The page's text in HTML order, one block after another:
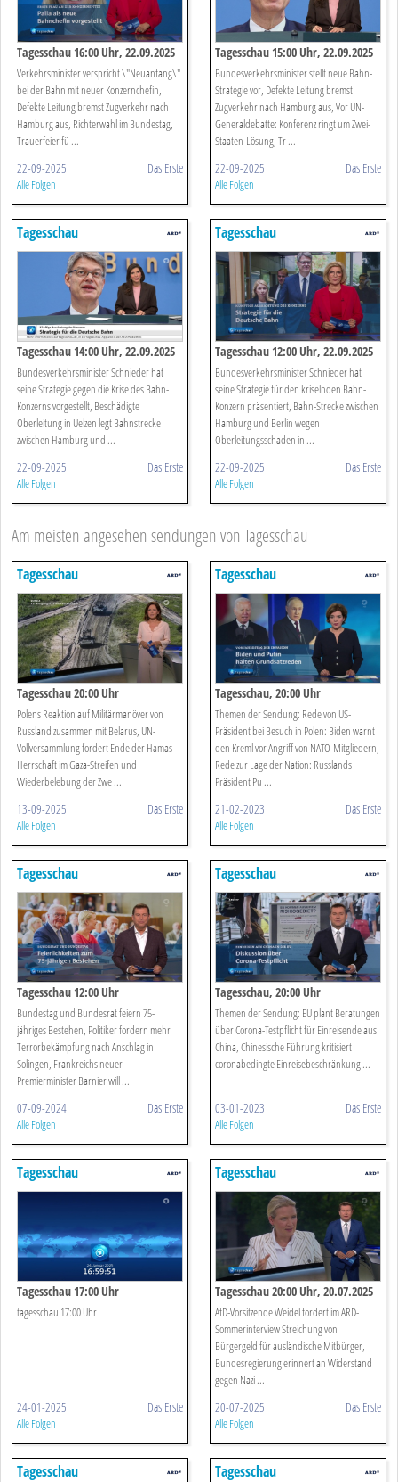
Tagesschau 16:00 Uhr, 22.09.2025
Verkehrsminister verspricht \"Neuanfang\"
bei der Bahn mit neuer Konzernchefin,
Defekte Leitung bremst Zugverkehr nach
Hamburg aus, Richterwahl im Bundestag,
Trauerfeier fü ...
22-09-2025 Das Erste
Alle Folgen
Tagesschau 15:00 Uhr, 22.09.2025
Bundesverkehrsminister stellt neue Bahn-
Strategie vor, Defekte Leitung bremst
Zugverkehr nach Hamburg aus, Vor UN-
Generaldebatte: Konferenz ringt um Zwei-
Staaten-Lösung, Tr ...
22-09-2025 Das Erste
Alle Folgen
Tagesschau
Tagesschau 14:00 Uhr, 22.09.2025
Bundesverkehrsminister Schnieder hat
seine Strategie gegen die Krise des Bahn-
Konzerns vorgestellt, Beschädigte
Oberleitung in Uelzen legt Bahnstrecke
zwischen Hamburg und ...
22-09-2025 Das Erste
Alle Folgen
Tagesschau
Tagesschau 12:00 Uhr, 22.09.2025
Bundesverkehrsminister Schnieder hat
seine Strategie für den kriselnden Bahn-
Konzern präsentiert, Bahn-Strecke zwischen
Hamburg und Berlin wegen
Oberleitungsschaden in ...
22-09-2025 Das Erste
Alle Folgen
Am meisten angesehen sendungen von Tagesschau
Tagesschau
Tagesschau 20:00 Uhr
Polens Reaktion auf Militärmanöver von
Russland zusammen mit Belarus, UN-
Vollversammlung fordert Ende der Hamas-
Herrschaft im Gaza-Streifen und
Wiederbelebung der Zwe ...
13-09-2025 Das Erste
Alle Folgen
Tagesschau
Tagesschau, 20:00 Uhr
Themen der Sendung: Rede von US-
Präsident bei Besuch in Polen: Biden warnt
den Kreml vor Angriff von NATO-Mitgliedern,
Rede zur Lage der Nation: Russlands
Präsident Pu ...
21-02-2023 Das Erste
Alle Folgen
Tagesschau
Tagesschau 12:00 Uhr
Bundestag und Bundesrat feiern 75-
jähriges Bestehen, Politiker fordern mehr
Terrorbekämpfung nach Anschlag in
Solingen, Frankreichs neuer
Premierminister Barnier will ...
07-09-2024 Das Erste
Alle Folgen
Tagesschau
Tagesschau, 20:00 Uhr
Themen der Sendung: EU plant Beratungen
über Corona-Testpflicht für Einreisende aus
China, Chinesische Führung kritisiert
coronabedingte Einreisebeschränkung ...
03-01-2023 Das Erste
Alle Folgen
Tagesschau
Tagesschau 17:00 Uhr
tagesschau 17:00 Uhr
24-01-2025 Das Erste
Alle Folgen
Tagesschau
Tagesschau 20:00 Uhr, 20.07.2025
AfD-Vorsitzende Weidel fordert im ARD-
Sommerinterview Streichung von
Bürgergeld für ausländische Mitbürger,
Bundesregierung erinnert an Widerstand
gegen Nazi ...
20-07-2025 Das Erste
Alle Folgen
Tagesschau Tagesschau